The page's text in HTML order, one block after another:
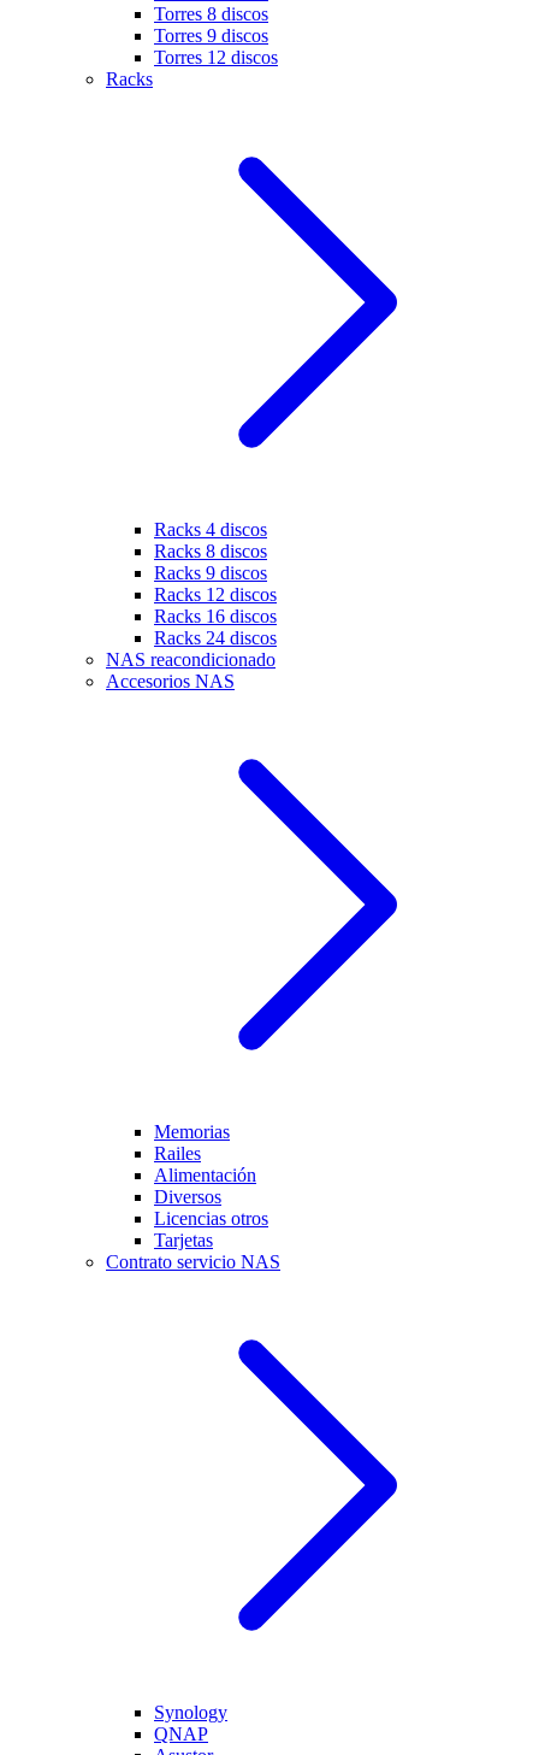
Torres 8 discos
Torres 9 discos
Torres 12 discos
Racks
Racks 4 discos
Racks 8 discos
Racks 9 discos
Racks 12 discos
Racks 16 discos
Racks 24 discos
NAS reacondicionado
Accesorios NAS
Memorias
Railes
Alimentación
Diversos
Licencias otros
Tarjetas
Contrato servicio NAS
Synology
QNAP